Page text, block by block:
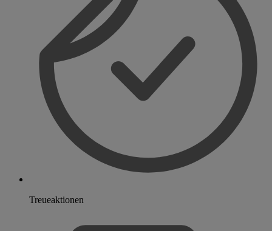
Treueaktionen